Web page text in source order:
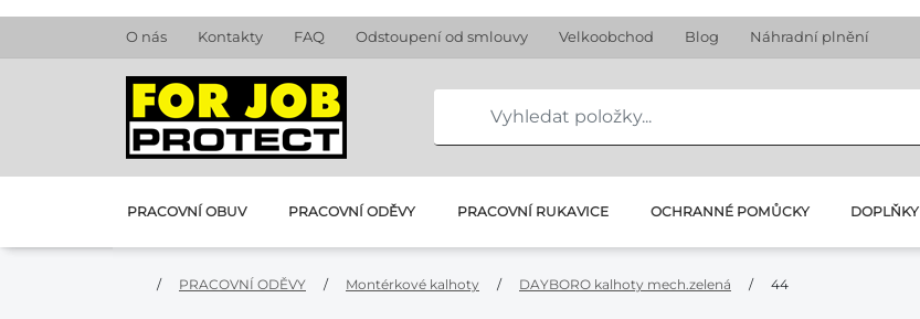
O nás Kontakty FAQ Odstoupení od smlouvy Velkoobchod Blog Náhradní plnění
PRACOVNÍ OBUV PRACOVNÍ ODĚVY PRACOVNÍ RUKAVICE OCHRANNÉ POMŮCKY DOPLŇKY
/ PRACOVNÍ ODĚVY / Montérkové kalhoty / DAYBORO kalhoty mech.zelená / 44